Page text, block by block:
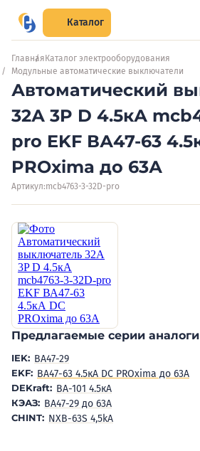
Каталог
Главная Каталог электрооборудования
Модульные автоматические выключатели
Автоматический
32А 3P D 4.5кА
pro EKF ВА47-63
PROxima до 63А
Артикул:mcb4763-3-32D-pro
Предлагаемые серии аналоги
IEK: BA47-29
EKF: ВА47-63 4.5кА DC PROxima до 63А
DEKraft: ВА-101 4.5кА
КЭАЗ: ВА47-29 до 63А
CHINT: NXB-63S 4,5kA